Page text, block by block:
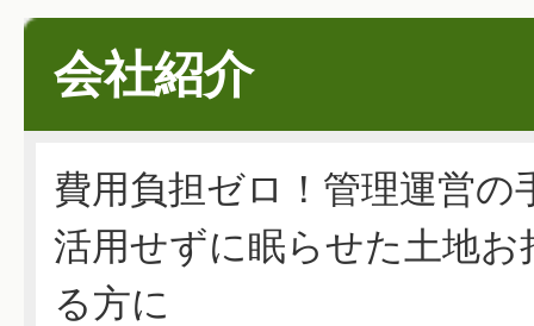
会社紹介
費用負担ゼロ！管理運営の
活用せずに眠らせた土地
る方に